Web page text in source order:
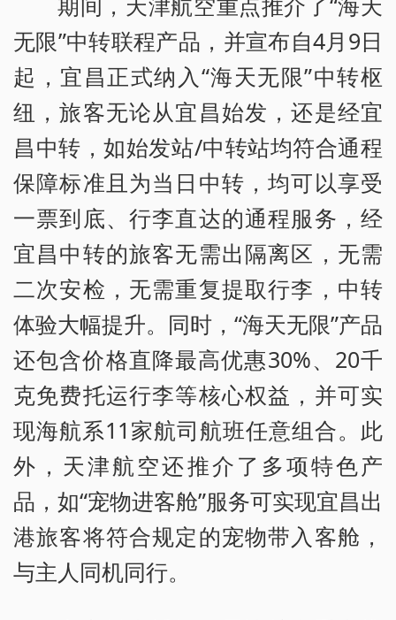
无限”中转联程产品，并宣布自4月9日
起，宜昌正式纳入“海天无限”中转枢
纽，旅客无论从宜昌始发，还是经宜
昌中转，如始发站/中转站均符合通程
保障标准且为当日中转，均可以享受
一票到底、行李直达的通程服务，经
宜昌中转的旅客无需出隔离区，无需
二次安检，无需重复提取行李，中转
体验大幅提升。同时，“海天无限”产品
还包含价格直降最高优惠30%、20千
克免费托运行李等核心权益，并可实
现海航系11家航司航班任意组合。此
外，天津航空还推介了多项特色产
品，如“宠物进客舱”服务可实现宜昌出
港旅客将符合规定的宠物带入客舱，
与主人同机同行。